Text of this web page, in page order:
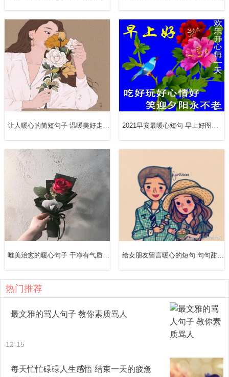
16、猫死了九次才放弃 鱼在第八秒会忘记 我要经历多少次
才能习惯没有你
17、没有朋友，没事，我有猫。 没人爱我，没事，我有
猫。 没人陪我，没事，我有猫。 工作没了，没事，我有猫。
18、你就像猫一样，我稍一靠近就会一下子跑远，一旦受伤
之后，却又会变得亲昵，好似共同承担那份伤痛一般，所以
如此惹人怜爱。
19、猫很孤独，万千宠爱她依然小心翼翼躲你很远。
20、睡眠恰似一只猫，只有当你不把它放在心上时，它才会
主动来到你的身边。
21、猫喜欢鱼. 猫以为鱼是不哭的,因为水中看不到它的眼泪.
猫总是欺负鱼. 鱼喜欢猫， 鱼以为猫是讨厌他，因为猫老是
欺负他捉弄他。 鱼不敢说喜欢猫。
22、我要养一只猫，雨天逗猫，晴天遛猫。在每一个风轻云
让人暖心的简短句子 温暖美好走心的句子 2021早安最暖心短句 早上好图片大全动态
唯美治愈的暖心句子 干净有气质 说到心坎里 给女朋友留言暖心的短句 句句甜言蜜语
热门推荐
最文雅的骂人句子 教你素质骂人
12-15
每天忙忙碌碌人生感悟 结束一天的疲惫